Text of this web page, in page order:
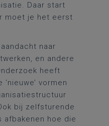
Daar start
moet je het eerst
naar
en andere
heeft
vormen
bij zelfsturende
hoe die